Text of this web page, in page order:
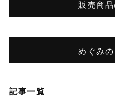
販売商
めぐみ
記事一覧